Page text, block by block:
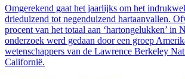
Omgerekend gaat het jaarlijks om het
drieduizend tot negenduizend hartaanvallen.
procent van het totaal aan ‘hartongelukken’ in
onderzoek werd gedaan door een groep
wetenschappers van de Lawrence Berkeley
Californië.